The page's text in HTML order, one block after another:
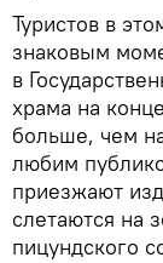
Туристов в
знаковым
в
храма на
больше, чем
любим
приезжают
слетаются на
пицундского